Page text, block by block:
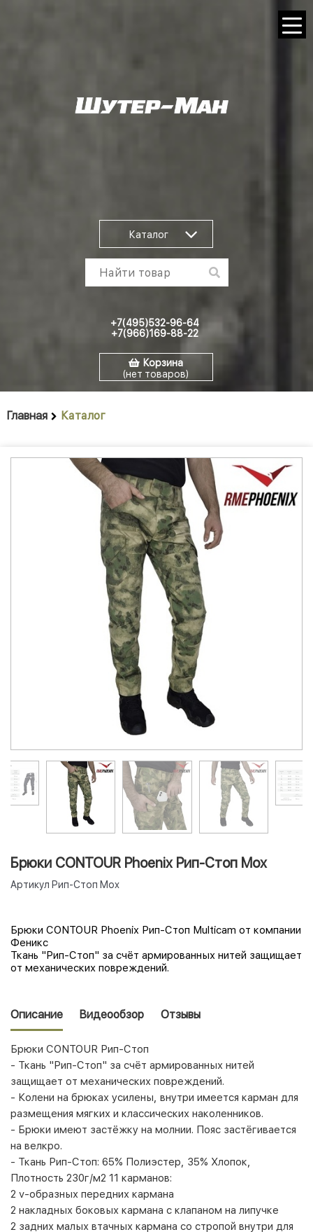
Каталог
+7(495)532-96-64
+7(966)169-88-22
Корзина
(нет товаров)
Главная Каталог
Брюки CONTOUR Phoenix Рип-Стоп Мох
Артикул Рип-Стоп Мох
Брюки CONTOUR Phoenix Рип-Стоп Multicam от компании
Феникс
Ткань "Рип-Стоп" за счёт армированных нитей защищает
от механических повреждений.
Описание Видеообзор Отзывы
Брюки CONTOUR Рип-Стоп
- Ткань "Рип-Стоп" за счёт армированных нитей
защищает от механических повреждений.
- Колени на брюках усилены, внутри имеется карман для
размещения мягких и классических наколенников.
- Брюки имеют застёжку на молнии. Пояс застёгивается
на велкро.
- Ткань Рип-Стоп: 65% Полиэстер, 35% Хлопок,
Плотность 230г/м2 11 карманов:
2 v-образных передних кармана
2 накладных боковых кармана с клапаном на липучке
2 задних малых втачных кармана со стропой внутри для